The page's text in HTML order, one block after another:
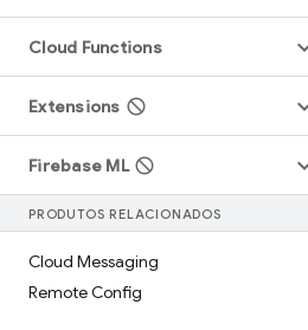
Cloud Functions
Extensions
Firebase ML
PRODUTOS RELACIONADOS
Cloud Messaging
Remote Config